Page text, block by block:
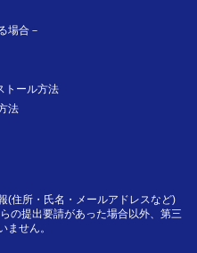
場合－
トール方法
法
(住所・氏名・メールアドレスなど)
の提出要請があった場合以外、第三
ません。